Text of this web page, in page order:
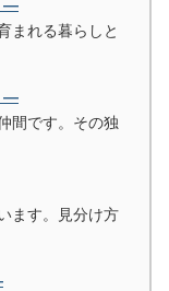
―
まれる暮らしと
―
間です。その独
ます。見分け方